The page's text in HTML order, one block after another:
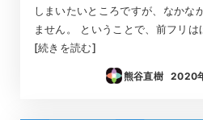
しまいたいところですが、なかな
ません。 ということで、前フリ
[続きを読む]
熊谷直樹
投稿日
2020